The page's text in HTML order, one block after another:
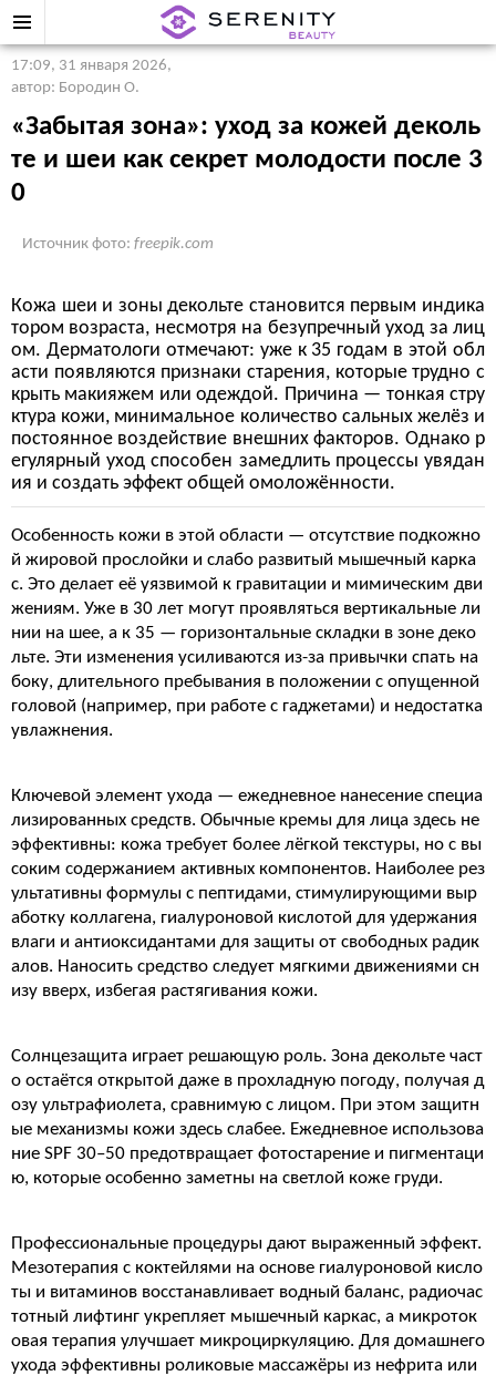
17:09, 31 января 2026,
автор: Бородин О.
«Забытая зона»: уход за кожей деколь
те и шеи как секрет молодости после 3
0
Источник фото: freepik.com
Кожа шеи и зоны декольте становится первым индика
тором возраста, несмотря на безупречный уход за лиц
ом. Дерматологи отмечают: уже к 35 годам в этой обл
асти появляются признаки старения, которые трудно с
крыть макияжем или одеждой. Причина — тонкая стру
ктура кожи, минимальное количество сальных желёз и
постоянное воздействие внешних факторов. Однако р
егулярный уход способен замедлить процессы увядан
ия и создать эффект общей омоложённости.
Особенность кожи в этой области — отсутствие подкожно
й жировой прослойки и слабо развитый мышечный карка
с. Это делает её уязвимой к гравитации и мимическим дви
жениям. Уже в 30 лет могут проявляться вертикальные ли
нии на шее, а к 35 — горизонтальные складки в зоне деко
льте. Эти изменения усиливаются из-за привычки спать на
боку, длительного пребывания в положении с опущенной
головой (например, при работе с гаджетами) и недостатка
увлажнения.
Ключевой элемент ухода — ежедневное нанесение специа
лизированных средств. Обычные кремы для лица здесь не
эффективны: кожа требует более лёгкой текстуры, но с вы
соким содержанием активных компонентов. Наиболее рез
ультативны формулы с пептидами, стимулирующими выр
аботку коллагена, гиалуроновой кислотой для удержания
влаги и антиоксидантами для защиты от свободных радик
алов. Наносить средство следует мягкими движениями сн
изу вверх, избегая растягивания кожи.
Солнцезащита играет решающую роль. Зона декольте част
о остаётся открытой даже в прохладную погоду, получая д
озу ультрафиолета, сравнимую с лицом. При этом защитн
ые механизмы кожи здесь слабее. Ежедневное использова
ние SPF 30–50 предотвращает фотостарение и пигментаци
ю, которые особенно заметны на светлой коже груди.
Профессиональные процедуры дают выраженный эффект.
Мезотерапия с коктейлями на основе гиалуроновой кисло
ты и витаминов восстанавливает водный баланс, радиочас
тотный лифтинг укрепляет мышечный каркас, а микроток
овая терапия улучшает микроциркуляцию. Для домашнего
ухода эффективны роликовые массажёры из нефрита или